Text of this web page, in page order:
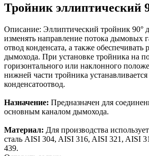
Тройник
Описание: Эллиптический тройник 90°
изменять направление потока дымовых
отвод конденсата, а также обеспечивать
дымохода. При установке тройника на
горизонтального или наклонного
нижней части тройника
конденсатоотвод.
Назначение: Предназначен для
основным каналом дымохода.
Материал: Для производства
сталь AISI 304, AISI 316, AISI 321, AISI
439.